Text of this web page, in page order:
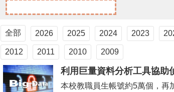
全部 2026 2025 2024 2023
2012 2011 2010 2009
利用巨量資料分析工具協助
本校教職員生帳號約5萬個，再